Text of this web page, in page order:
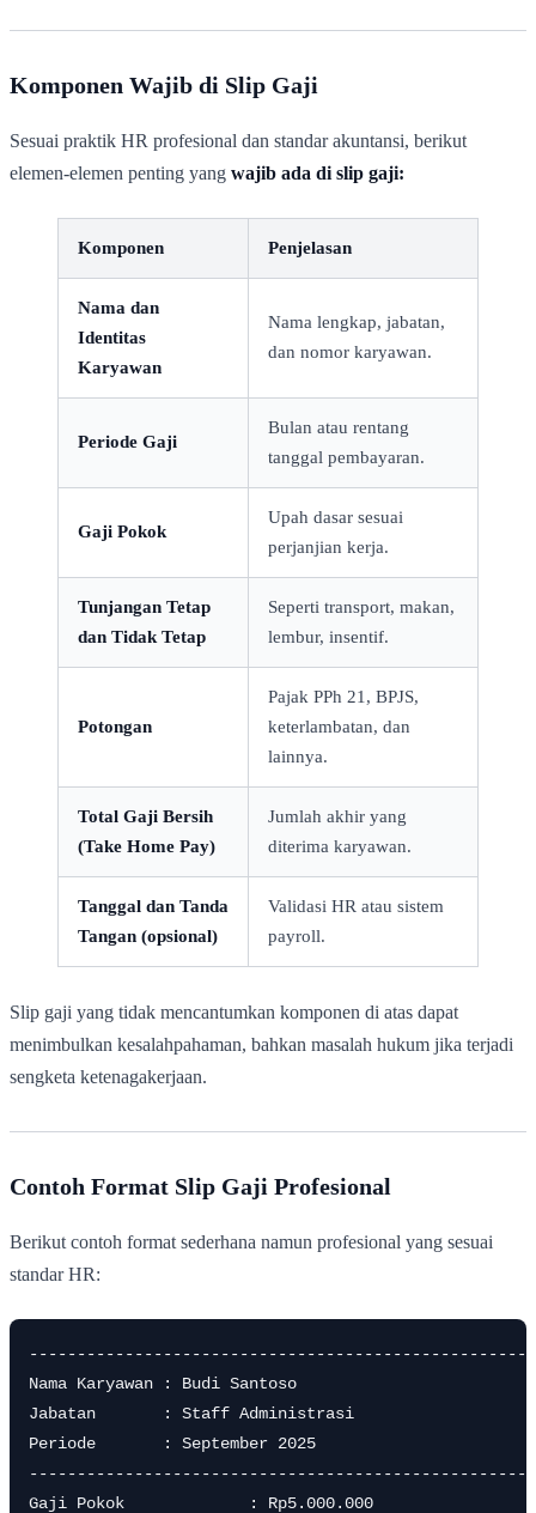
Komponen Wajib di Slip Gaji
Sesuai praktik HR profesional dan standar akuntansi, berikut
elemen-elemen penting yang wajib ada di slip gaji:
Komponen Penjelasan
Nama dan
Identitas
Karyawan
Nama lengkap, jabatan,
dan nomor karyawan.
Periode Gaji
Bulan atau rentang
tanggal pembayaran.
Gaji Pokok
Upah dasar sesuai
perjanjian kerja.
Tunjangan Tetap
dan Tidak Tetap
Seperti transport, makan,
lembur, insentif.
Potongan
Pajak PPh 21, BPJS,
keterlambatan, dan
lainnya.
Total Gaji Bersih
(Take Home Pay)
Jumlah akhir yang
diterima karyawan.
Tanggal dan Tanda
Tangan (opsional)
Validasi HR atau sistem
payroll.
Slip gaji yang tidak mencantumkan komponen di atas dapat
menimbulkan kesalahpahaman, bahkan masalah hukum jika terjadi
sengketa ketenagakerjaan.
Contoh Format Slip Gaji Profesional
Berikut contoh format sederhana namun profesional yang sesuai
standar HR:
Nama Karyawan : Budi Santoso
Jabatan       : Staff Administrasi
Periode       : September 2025
Gaji Pokok             : Rp5.000.000